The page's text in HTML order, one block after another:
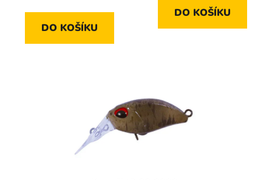
DO KOŠÍKU
DO KOŠÍKU